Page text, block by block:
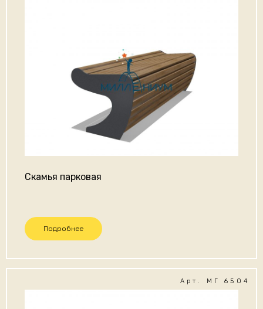
Скамья парковая
Подробнее
Арт. МГ 6504